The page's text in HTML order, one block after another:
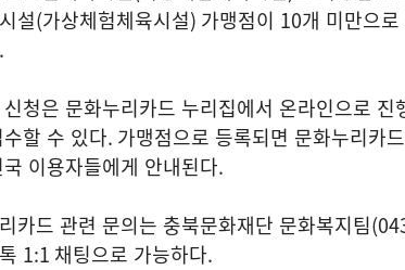
설(가상체험체육시설) 가맹점이 10개 미만으
.
청은 문화누리카드 누리집에서 온라인으로
할 수 있다. 가맹점으로 등록되면 문화누리카
이용자들에게 안내된다.
카드 관련 문의는 충북문화재단 문화복지팀
1:1 채팅으로 가능하다.